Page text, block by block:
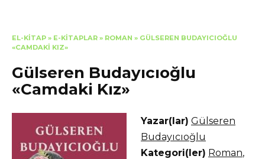
EL-KITAP » E-KITAPLAR » ROMAN » GÜLSEREN BUDAYICIOĞLU
«CAMDAKI KIZ»
Gülseren Budayıcıoğlu
«Camdaki Kız»
Yazar(lar) Gülseren
Budayıcıoğlu
Kategori(ler) Roman,